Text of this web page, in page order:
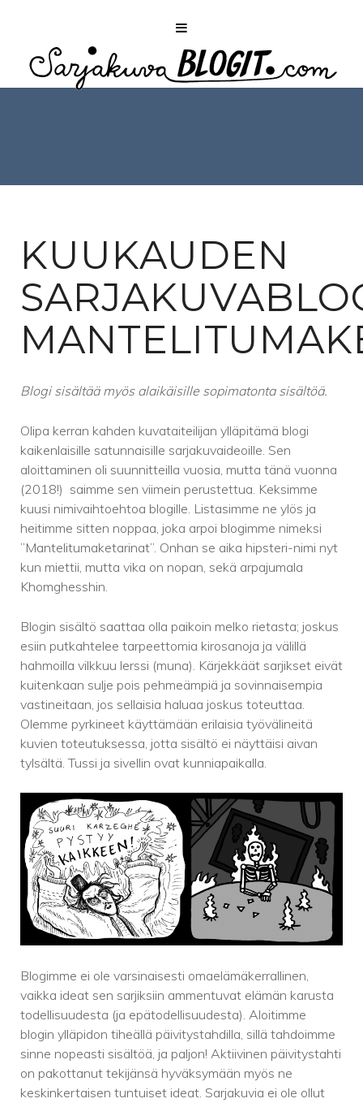
KUUKAUDEN
Blogi sisältää myös alaikäisille sopimatonta sisältöä.
Olipa kerran kahden kuvataiteilijan ylläpitämä blogi
kaikenlaisille satunnaisille sarjakuvaideoille. Sen
aloittaminen oli suunnitteilla vuosia, mutta tänä vuonna
(2018!) saimme sen viimein perustettua. Keksimme
kuusi nimivaihtoehtoa blogille. Listasimme ne ylös ja
heitimme sitten noppaa, joka arpoi blogimme nimeksi
”Mantelitumaketarinat”. Onhan se aika hipsteri-nimi nyt
kun miettii, mutta vika on nopan, sekä arpajumala
Khomghesshin.
Blogin sisältö saattaa olla paikoin melko rietasta; joskus
esiin putkahtelee tarpeettomia kirosanoja ja välillä
hahmoilla vilkkuu lerssi (muna). Kärjekkäät sarjikset eivät
kuitenkaan sulje pois pehmeämpiä ja sovinnaisempia
vastineitaan, jos sellaisia haluaa joskus toteuttaa.
Olemme pyrkineet käyttämään erilaisia työvälineitä
kuvien toteutuksessa, jotta sisältö ei näyttäisi aivan
tylsältä. Tussi ja sivellin ovat kunniapaikalla.
Blogimme ei ole varsinaisesti omaelämäkerrallinen,
vaikka ideat sen sarjiksiin ammentuvat elämän karusta
todellisuudesta (ja epätodellisuudesta). Aloitimme
blogin ylläpidon tiheällä päivitystahdilla, sillä tahdoimme
sinne nopeasti sisältöä, ja paljon! Aktiivinen päivitystahti
on pakottanut tekijänsä hyväksymään myös ne
keskinkertaisen tuntuiset ideat. Sarjakuvia ei ole ollut